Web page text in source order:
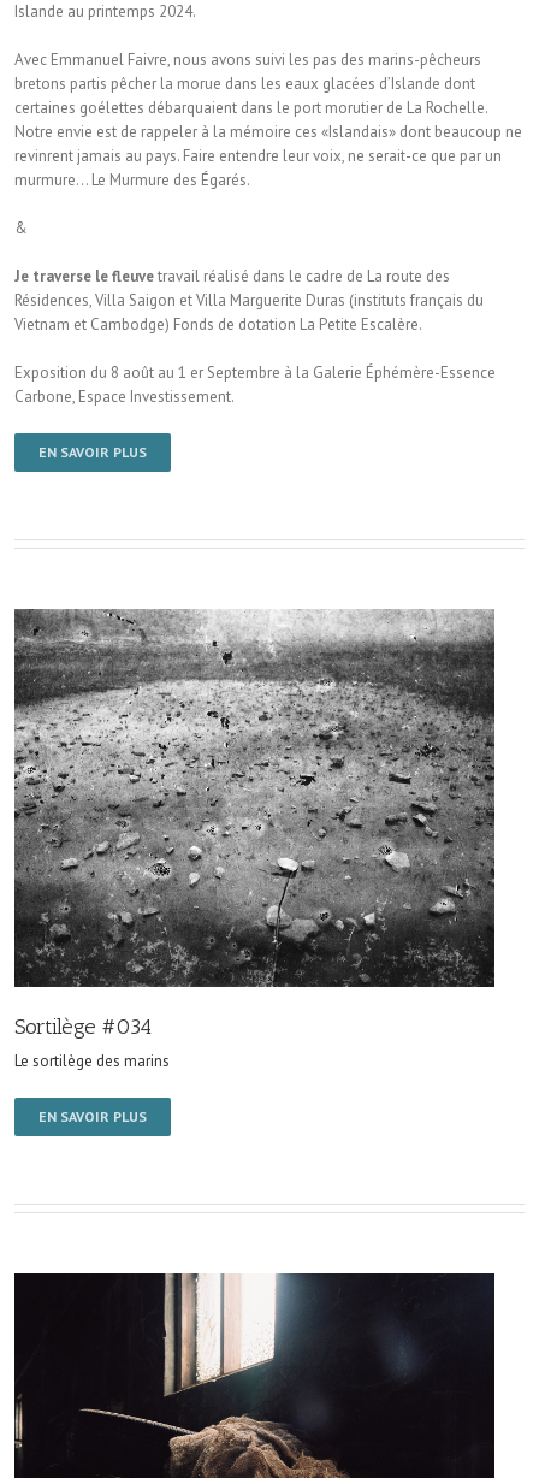
Islande au printemps 2024.
Avec Emmanuel Faivre, nous avons suivi les pas des marins-pêcheurs
bretons partis pêcher la morue dans les eaux glacées d’Islande dont
certaines goélettes débarquaient dans le port morutier de La Rochelle.
Notre envie est de rappeler à la mémoire ces «Islandais» dont beaucoup ne
revinrent jamais au pays. Faire entendre leur voix, ne serait-ce que par un
murmure… Le Murmure des Égarés.
&
Je traverse le fleuvetravail réalisé dans le cadre de La route des
Résidences, Villa Saigon et Villa Marguerite Duras (instituts français du
Vietnam et Cambodge) Fonds de dotation La Petite Escalère.
Exposition du 8 août au 1 er Septembre à la Galerie Éphémère-Essence
Carbone, Espace Investissement.
EN SAVOIR PLUS
Sortilège #034
Le sortilège des marins
EN SAVOIR PLUS